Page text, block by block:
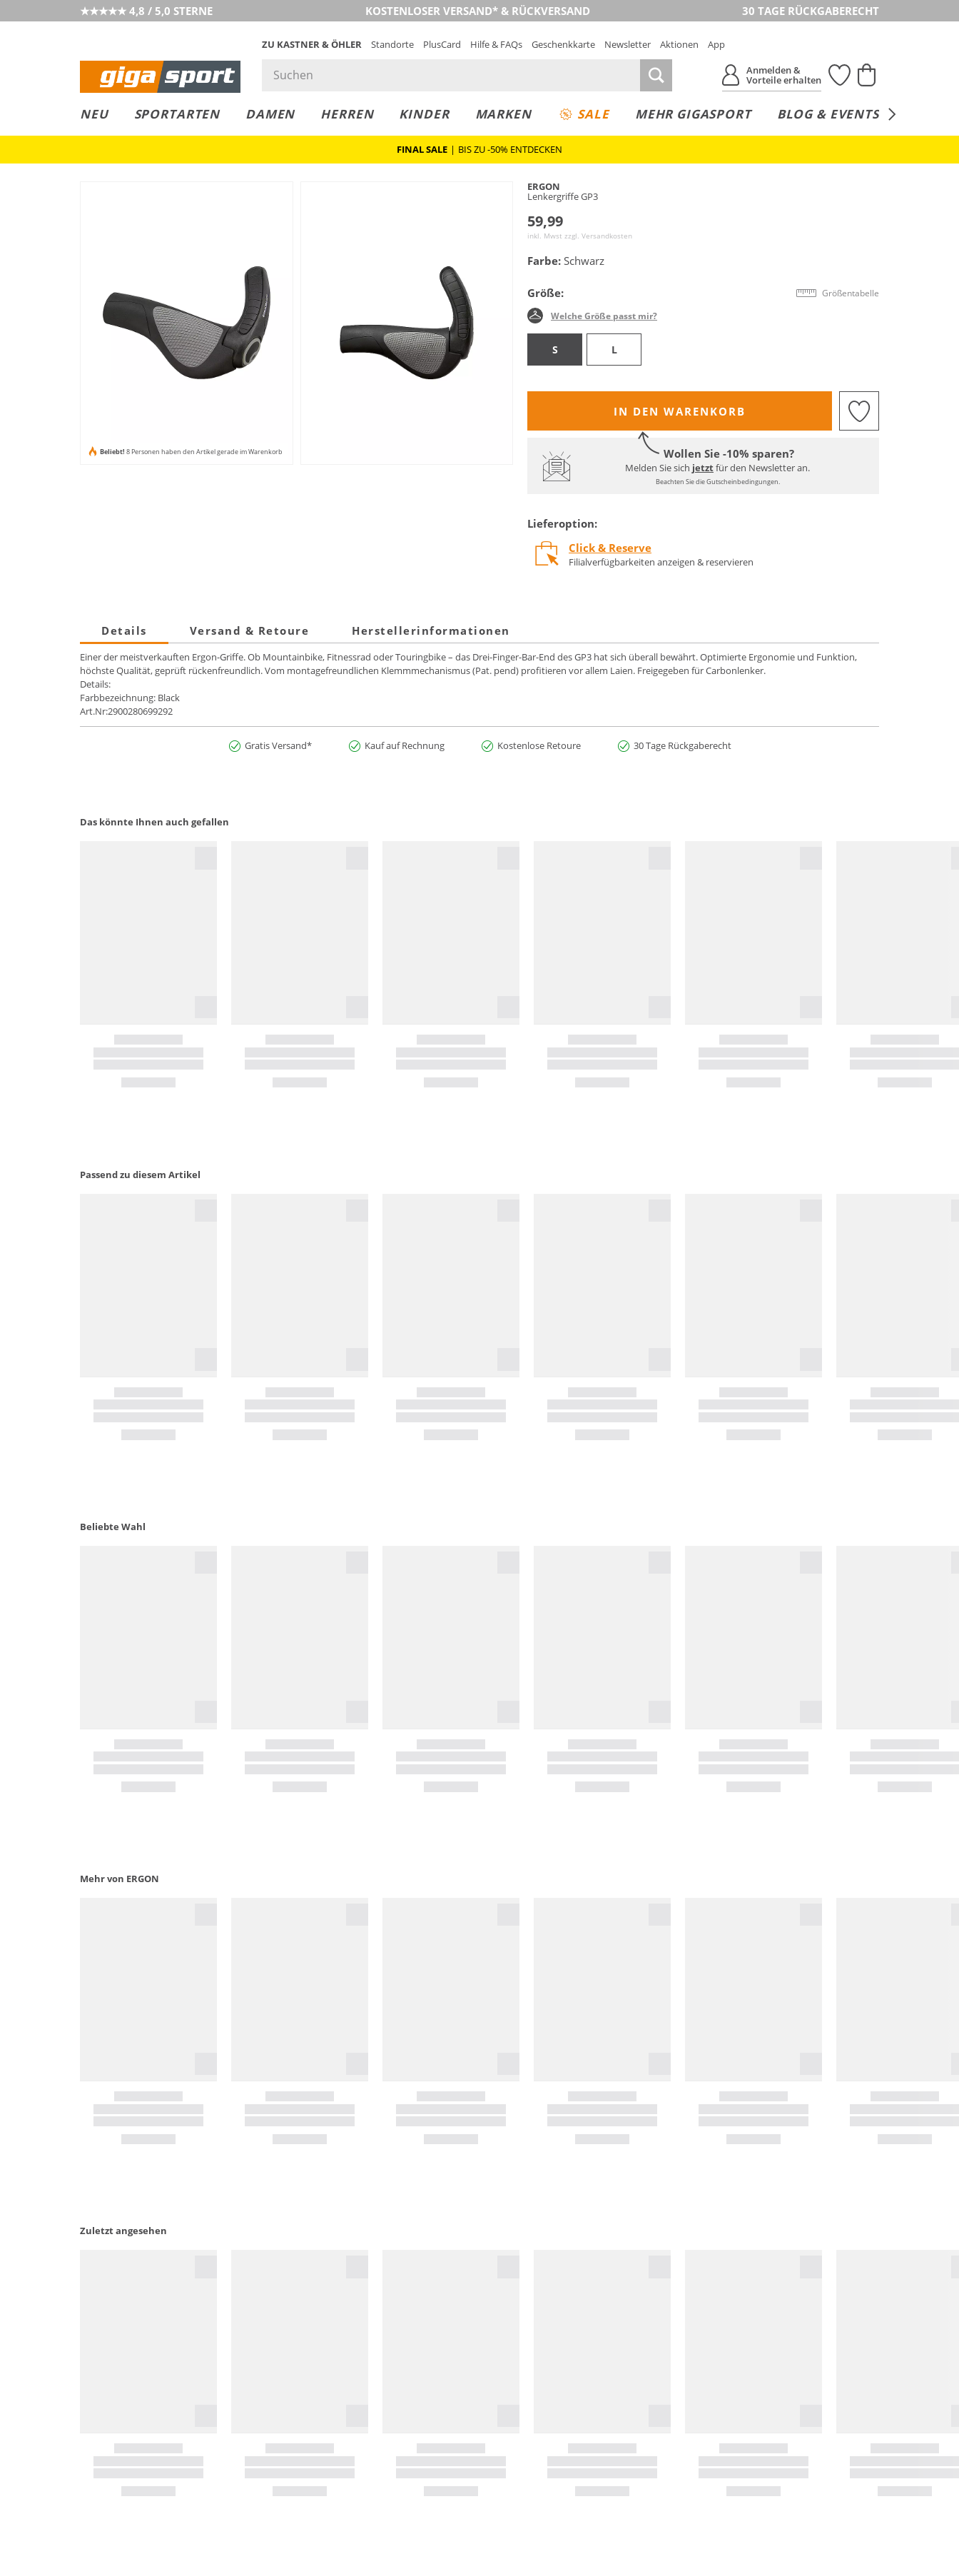
★★★★★ 4,8 / 5,0 STERNE KOSTENLOSER VERSAND* & RÜCKVERSAND 30 TAGE RÜCKGABERECHT
ZU KASTNER & ÖHLER Standorte PlusCard Hilfe & FAQs Geschenkkarte Newsletter Aktionen
App
Anmelden &
Vorteile erhalten
NEU SPORTARTEN DAMEN HERREN KINDER MARKEN SALE MEHR GIGASPORT BLOG & EVENTS
LEASING
COLLECT
RESERVE
FINAL SALE | BIS ZU -50% ENTDECKEN
Beliebt! 8 Personen haben den Artikel gerade im Warenkorb
ERGON
Lenkergriffe GP3
59,99
inkl. Mwst zzgl. Versandkosten
Farbe: Schwarz
Größe: Größentabelle
Welche Größe passt mir?
S L
IN DEN WARENKORB
Wollen Sie -10% sparen?
Melden Sie sich jetztfür den Newsletter an.
Beachten Sie die Gutscheinbedingungen.
Lieferoption:
Click & Reserve
Filialverfügbarkeiten anzeigen & reservieren
Details Versand & Retoure Herstellerinformationen
Einer der meistverkauften Ergon-Griffe. Ob Mountainbike, Fitnessrad oder Touringbike – das Drei-Finger-Bar-End des GP3 hat sich überall bewährt. Optimierte Ergonomie und Funktion,
höchste Qualität, geprüft rückenfreundlich. Vom montagefreundlichen Klemmmechanismus (Pat. pend) profitieren vor allem Laien. Freigegeben für Carbonlenker.
Details:
Farbbezeichnung: Black
Art.Nr:2900280699292
Gratis Versand* Kauf auf Rechnung Kostenlose Retoure 30 Tage Rückgaberecht
Das könnte Ihnen auch gefallen
Passend zu diesem Artikel
Beliebte Wahl
Mehr von ERGON
Zuletzt angesehen